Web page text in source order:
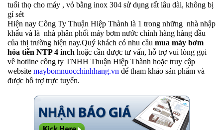
tuổi thọ cho máy , vỏ bằng inox 304 sử dụng rất lâu dài, không bị
gỉ sét
Hiện nay Công Ty Thuận Hiệp Thành là 1 trong những nhà nhập
khẩu và là nhà phân phối máy bơm nước chính hãng hàng đầu
của thị trường hiện nay.Quý khách có nhu cầu mua máy bơm
hỏa tiễn NTP 4 inch hoặc cần được tư vấn, hỗ trợ vui lòng gọi
về hotline công ty TNHH Thuận Hiệp Thành hoặc truy cập
website maybomnuocchinhhang.vn để tham khảo sản phẩm và
được hỗ trợ trực tuyến.